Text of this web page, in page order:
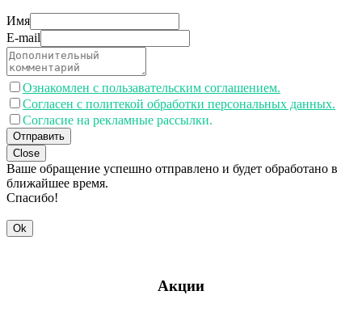
Имя
E-mail
Ознакомлен с пользавательским соглашением.
Согласен с политекой обработки персональных данных.
Согласие на рекламные рассылки.
Отправить
Close
Ваше обращение успешно отправлено и будет обработано в
ближайшее время.
Спасибо!
Ok
Акции